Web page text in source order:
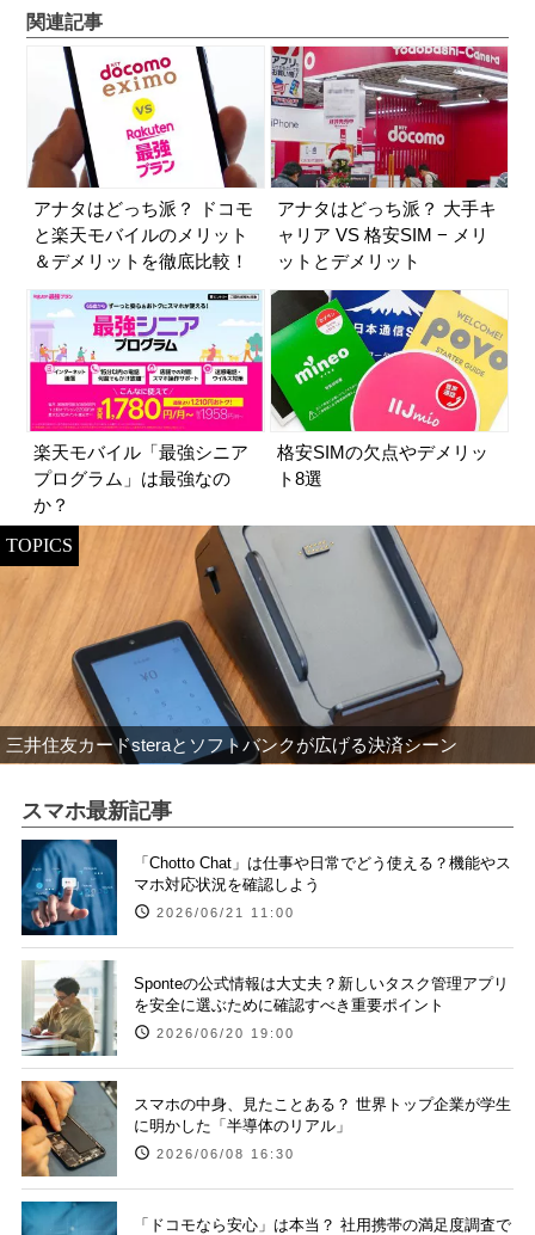
関連記事
アナタはどっち派？ ドコモ
と楽天モバイルのメリット
＆デメリットを徹底比較！
アナタはどっち派？ 大手キ
ャリア VS 格安SIM − メリ
ットとデメリット
楽天モバイル「最強シニア
プログラム」は最強なの
か？
格安SIMの欠点やデメリッ
ト8選
TOPICS
三井住友カードsteraとソフトバンクが広げる決済シーン
スマホ最新記事
「Chotto Chat」は仕事や日常でどう使える？機能やス
マホ対応状況を確認しよう
2026/06/21 11:00
Sponteの公式情報は大丈夫？新しいタスク管理アプリ
を安全に選ぶために確認すべき重要ポイント
2026/06/20 19:00
スマホの中身、見たことある？ 世界トップ企業が学生
に明かした「半導体のリアル」
2026/06/08 16:30
「ドコモなら安心」は本当？ 社用携帯の満足度調査で